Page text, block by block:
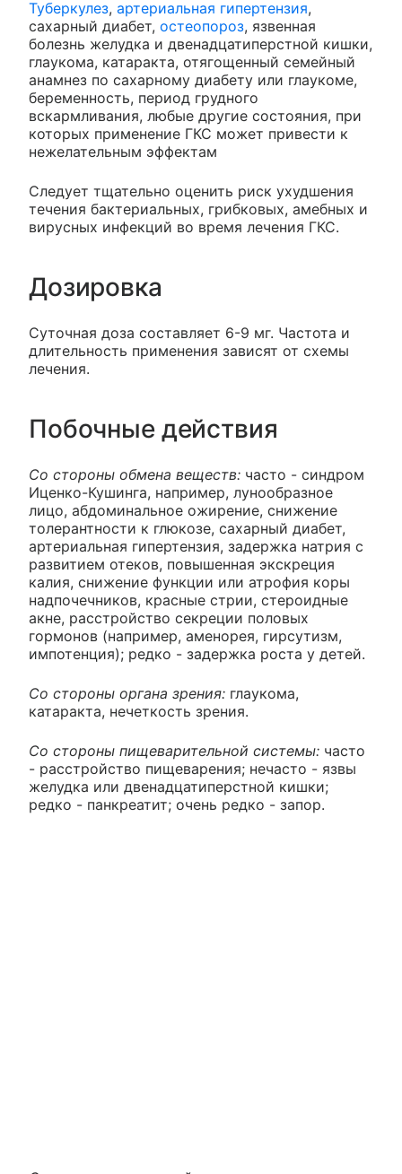
Туберкулез, артериальная гипертензия,
сахарный диабет, остеопороз, язвенная
болезнь желудка и двенадцатиперстной кишки,
глаукома, катаракта, отягощенный семейный
анамнез по сахарному диабету или глаукоме,
беременность, период грудного
вскармливания, любые другие состояния, при
которых применение ГКС может привести к
нежелательным эффектам
Следует тщательно оценить риск ухудшения
течения бактериальных, грибковых, амебных и
вирусных инфекций во время лечения ГКС.
Дозировка
Суточная доза составляет 6-9 мг. Частота и
длительность применения зависят от схемы
лечения.
Побочные действия
Со стороны обмена веществ: часто - синдром
Иценко-Кушинга, например, лунообразное
лицо, абдоминальное ожирение, снижение
толерантности к глюкозе, сахарный диабет,
артериальная гипертензия, задержка натрия с
развитием отеков, повышенная экскреция
калия, снижение функции или атрофия коры
надпочечников, красные стрии, стероидные
акне, расстройство секреции половых
гормонов (например, аменорея, гирсутизм,
импотенция); редко - задержка роста у детей.
Со стороны органа зрения: глаукома,
катаракта, нечеткость зрения.
Со стороны пищеварительной системы: часто
- расстройство пищеварения; нечасто - язвы
желудка или двенадцатиперстной кишки;
редко - панкреатит; очень редко - запор.